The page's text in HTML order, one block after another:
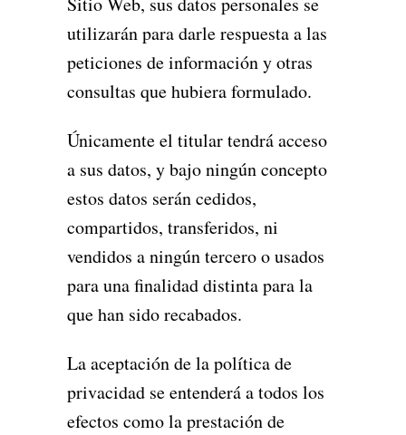
utilizarán para darle respuesta a las
peticiones de información y otras
consultas que hubiera formulado.
Únicamente el titular tendrá acceso
a sus datos, y bajo ningún concepto
estos datos serán cedidos,
compartidos, transferidos, ni
vendidos a ningún tercero o usados
para una finalidad distinta para la
que han sido recabados.
La aceptación de la política de
privacidad se entenderá a todos los
efectos como la prestación de